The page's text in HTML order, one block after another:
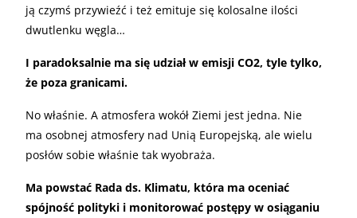
ją czymś przywieźć i też emituje się kolosalne ilości
dwutlenku węgla…
I paradoksalnie ma się udział w emisji CO2, tyle tylko,
że poza granicami.
No właśnie. A atmosfera wokół Ziemi jest jedna. Nie
ma osobnej atmosfery nad Unią Europejską, ale wielu
posłów sobie właśnie tak wyobraża.
Ma powstać Rada ds. Klimatu, która ma oceniać
spójność polityki i monitorować postępy w osiąganiu